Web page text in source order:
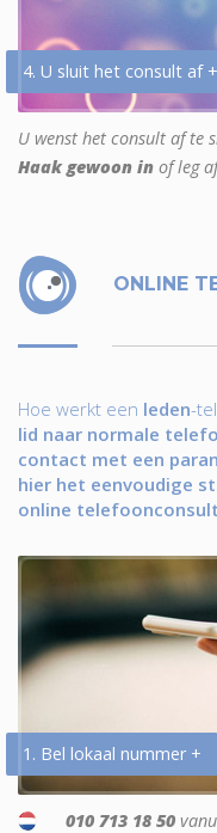
4. U sluit het consult af +
U wenst het consult af te
Haak gewoon in of leg
ONLINE
Hoe werkt een leden-
lid naar normale
contact met een
hier het eenvoudige
online
1. Bel lokaal nummer +
010 713 18 50